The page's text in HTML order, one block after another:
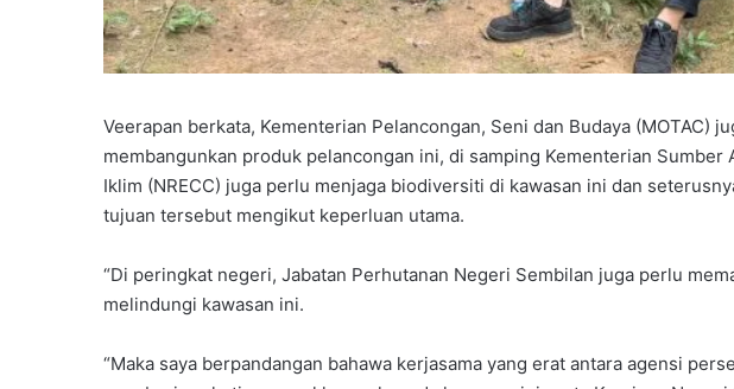
Veerapan berkata, Kementerian Pelancongan, Seni dan Budaya (MOTAC)
membangunkan produk pelancongan ini, di samping Kementerian Sumber
Iklim (NRECC) juga perlu menjaga biodiversiti di kawasan ini dan
tujuan tersebut mengikut keperluan utama.
“Di peringkat negeri, Jabatan Perhutanan Negeri Sembilan juga perlu
melindungi kawasan ini.
“Maka saya berpandangan bahawa kerjasama yang erat antara agensi